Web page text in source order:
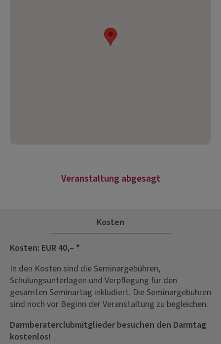
Veranstaltung abgesagt
Kosten
Kosten: EUR 40,– *
In den Kosten sind die Seminargebühren,
Schulungsunterlagen und Verpflegung für den
gesamten Seminartag inkludiert. Die Seminargebühren
sind noch vor Beginn der Veranstaltung zu begleichen.
Darmberaterclubmitglieder besuchen den Darmtag
kostenlos!